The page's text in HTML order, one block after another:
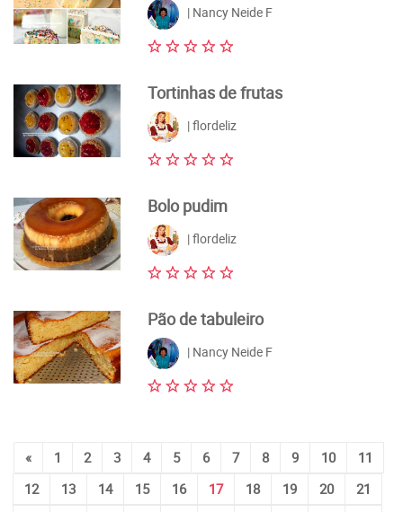
| Nancy Neide F
Tortinhas de frutas
| flordeliz
Bolo pudim
| flordeliz
Pão de tabuleiro
| Nancy Neide F
« 1 2 3 4 5 6 7 8 9 10
11
12
13 14 15 16 17 18 19 20
21